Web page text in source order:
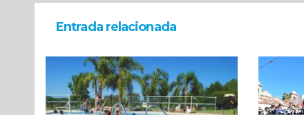
Entrada relacionada